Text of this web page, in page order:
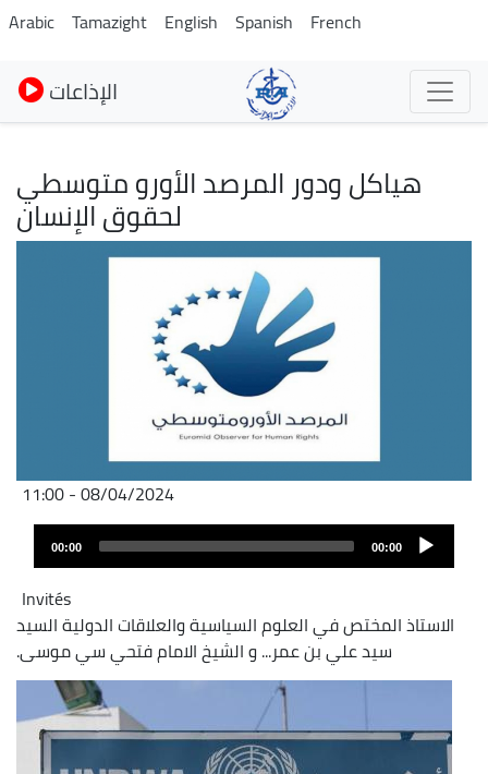
Pasar
al
contenido
principal
Arabic Tamazight English Spanish French
الإذاعات
هياكل ودور المرصد الأورو متوسطي
لحقوق الإنسان
08/04/2024 - 11:00
00:00
00:00
Invités
الاستاذ المختص في العلوم السياسية والعلاقات الدولية السيد
سيد علي بن عمر... و الشيخ الامام فتحي سي موسى.